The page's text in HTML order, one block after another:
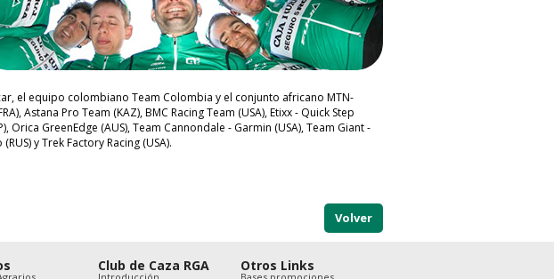
el equipo colombiano Team Colombia y el conjunto africano MTN-
Astana Pro Team (KAZ), BMC Racing Team (USA), Etixx - Quick Step
Orica GreenEdge (AUS), Team Cannondale - Garmin (USA), Team Giant -
y Trek Factory Racing (USA).
Volver
Club de Caza RGA Otros Links